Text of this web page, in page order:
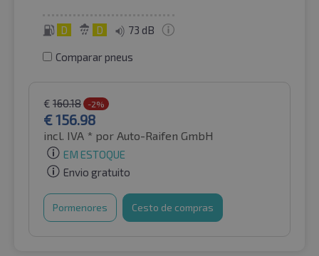
D D 73 dB
Comparar pneus
€ 160.18 -2%
€156.98
incl. IVA * por Auto-Raifen GmbH
EM ESTOQUE
Envio gratuito
Pormenores Cesto de compras